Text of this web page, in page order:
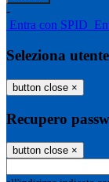
-
Entra con SPID
Seleziona utente
button close ×
Recupero
button close ×